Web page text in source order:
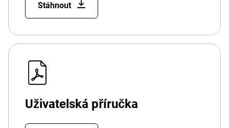
Stáhnout
Uživatelská příručka